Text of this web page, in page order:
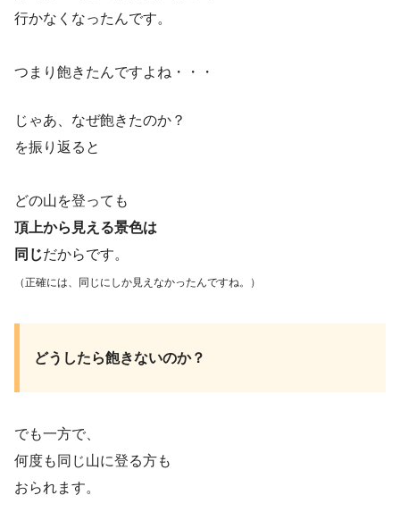
行かなくなったんです。
つまり飽きたんですよね・・・
じゃあ、なぜ飽きたのか？
を振り返ると
どの山を登っても
頂上から見える景色は
同じだからです。
（正確には、同じにしか見えなかったんですね。）
どうしたら飽きないのか？
でも一方で、
何度も同じ山に登る方も
おられます。